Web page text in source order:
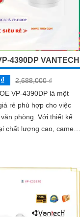
4390DP VANTECH
2,688,000 ₫
VP-4390DP là một
rẻ phù hợp cho việc
Với thiết kế
chất lượng cao, camera